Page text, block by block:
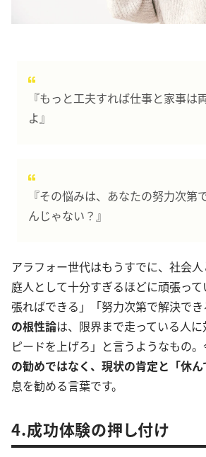
『もっと工夫すれば仕事と家事は
よ』
『その悩みは、あなたの努力次第
んじゃない？』
アラフォー世代はもうすでに、社会
庭人として十分すぎるほどに頑張っ
張ればできる」「努力次第で解決でき
の根性論は、限界まで走っている人
ピードを上げろ」と言うようなもの。
の勧めではなく、現状の肯定と「休
息を勧める言葉です。
4.成功体験の押し付け